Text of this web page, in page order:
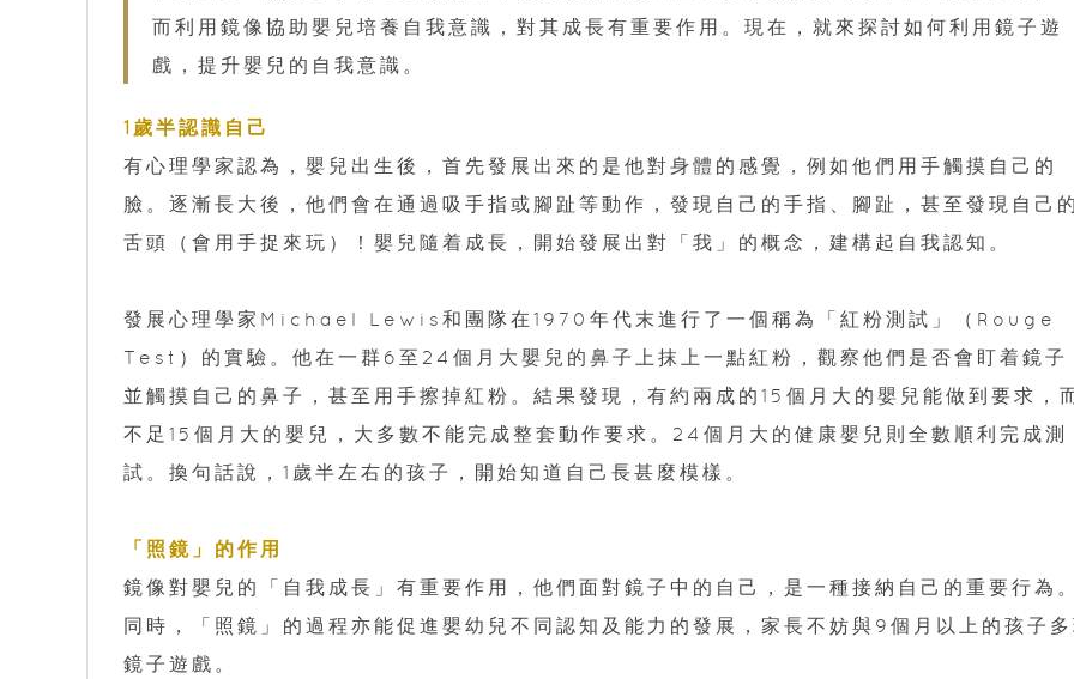
而利用鏡像協助嬰兒培養自我意識，對其成長有重要作用。現在，就來探討如何利用鏡子遊
戲，提升嬰兒的自我意識。
1歲半認識自己
有心理學家認為，嬰兒出生後，首先發展出來的是他對身體的感覺，例如他們用手觸摸自己的
臉。逐漸長大後，他們會在通過吸手指或腳趾等動作，發現自己的手指、腳趾，甚至發現自己的
舌頭（會用手捉來玩）！嬰兒隨着成長，開始發展出對「我」的概念，建構起自我認知。
發展心理學家Michael Lewis和團隊在1970年代末進行了一個稱為「紅粉測試」（Rouge
Test）的實驗。他在一群6至24個月大嬰兒的鼻子上抹上一點紅粉，觀察他們是否會盯着鏡子
並觸摸自己的鼻子，甚至用手擦掉紅粉。結果發現，有約兩成的15個月大的嬰兒能做到要求，
不足15個月大的嬰兒，大多數不能完成整套動作要求。24個月大的健康嬰兒則全數順利完成測
試。換句話說，1歲半左右的孩子，開始知道自己長甚麼模樣。
「照鏡」的作用
鏡像對嬰兒的「自我成長」有重要作用，他們面對鏡子中的自己，是一種接納自己的重要行為。
同時，「照鏡」的過程亦能促進嬰幼兒不同認知及能力的發展，家長不妨與9個月以上的孩子多
鏡子遊戲。